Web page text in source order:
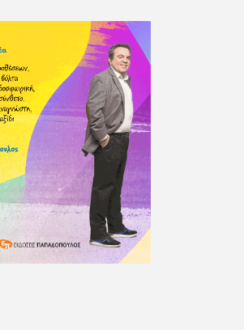
πριν τον κερδίσουν τα
τους σωστούς φίλους
να κάνει παρέα με
σπούδασε, έζησε
είδε εκατοντάδες ταινίες
Σινεμά, είχε
περιπέτειες που
φίλους του - αν όχι και
κανονικά στα σύνορα
σχέση με την οικογένεια
πως διάφορες φορές
Κείμενο με την
στο
οριστικά στην
για πολλούς (αφού
όχι), και κάποιοι, αν όχι και
έμειναν και
τη συνεργασία. Σήμερα
και στη Sportday. Επαίρεται
περισσότερο ποδόσφαιρο